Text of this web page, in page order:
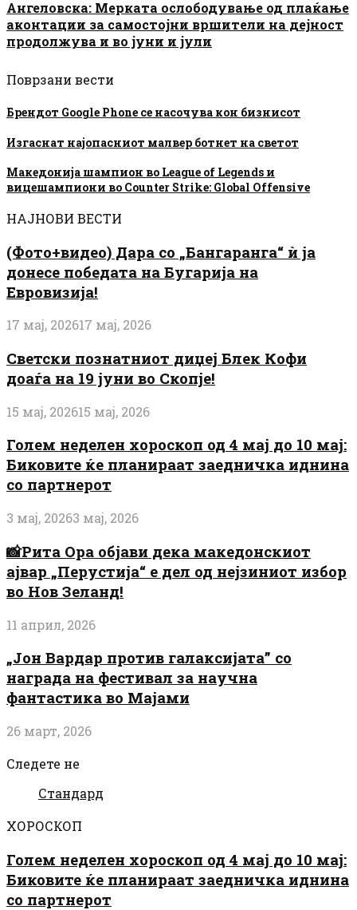
Ангеловска: Мерката ослободување од плаќање
аконтации за самостојни вршители на дејност
продолжува и во јуни и јули
Поврзани вести
Брендот Google Phone се насочува кон бизнисот
Изгаснат најопасниот малвер ботнет на светот
Македонија шампион во League of Legends и
вицешампиони во Counter Strike: Global Offensive
НАЈНОВИ ВЕСТИ
(Фото+видео) Дара со „Бангаранга“ ѝ ја
донесе победата на Бугарија на
Евровизија!
17 мај, 202617 мај, 2026
Светски познатниот диџеј Блек Кофи
доаѓа на 19 јуни во Скопје!
15 мај, 202615 мај, 2026
Голем неделен хороскоп од 4 мај до 10 мај:
Биковите ќе планираат заедничка иднина
со партнерот
3 мај, 20263 мај, 2026
📸Рита Ора објави дека македонскиот
ајвар „Перустија“ е дел од нејзиниот избор
во Нов Зеланд!
11 април, 2026
„Јон Вардар против галаксијата” со
награда на фестивал за научна
фантастика во Мајами
26 март, 2026
Следете не
Стандард
ХОРОСКОП
Голем неделен хороскоп од 4 мај до 10 мај:
Биковите ќе планираат заедничка иднина
со партнерот